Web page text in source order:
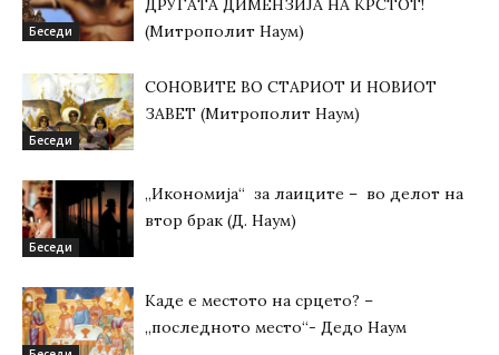
Беседи
ДРУГАТА ДИМЕНЗИЈА НА КРСТОТ!
(Митрополит Наум)
Беседи
СОНОВИТЕ ВО СТАРИОТ И НОВИОТ
ЗАВЕТ (Митрополит Наум)
Беседи
„Икономија“ за лаиците – во делот на
втор брак (Д. Наум)
Каде е местото на срцето? –
„последното место“- Дедо Наум